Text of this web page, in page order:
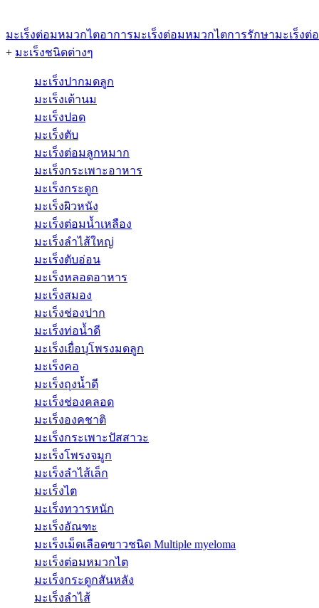
มะเร็งต่อมหมวกไตอาการมะเร็งต่อมหมวกไตการรักษามะเร็งต่
+ มะเร็งชนิดต่างๆ
มะเร็งปากมดลูก
มะเร็งเต้านม
มะเร็งปอด
มะเร็งตับ
มะเร็งต่อมลูกหมาก
มะเร็งกระเพาะอาหาร
มะเร็งกระดูก
มะเร็งผิวหนัง
มะเร็งต่อมน้ำเหลือง
มะเร็งลำไส้ใหญ่
มะเร็งตับอ่อน
มะเร็งหลอดอาหาร
มะเร็งสมอง
มะเร็งช่องปาก
มะเร็งท่อน้ำดี
มะเร็งเยื่อบุโพรงมดลูก
มะเร็งคอ
มะเร็งถุงน้ำดี
มะเร็งช่องคลอด
มะเร็งองคชาติ
มะเร็งกระเพาะปัสสาวะ
มะเร็งโพรงจมูก
มะเร็งลำไส้เล็ก
มะเร็งไต
มะเร็งทวารหนัก
มะเร็งอัณฑะ
มะเร็งเม็ดเลือดขาวชนิด Multiple myeloma
มะเร็งต่อมหมวกไต
มะเร็งกระดูกสันหลัง
มะเร็งลำไส้